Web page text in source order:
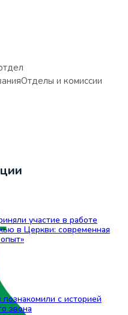
Отделы и комиссии
участие в работе
в Церкви: современная
с историей
звона